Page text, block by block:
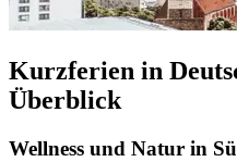
Kurzferien in
Überblick
Wellness und Natur in